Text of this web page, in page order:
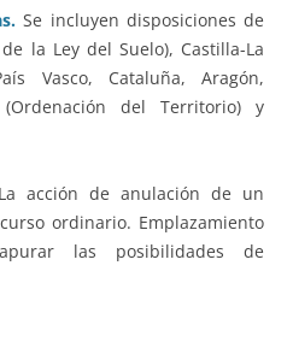
Se incluyen disposiciones de
la Ley del Suelo), Castilla-La
Vasco, Cataluña, Aragón,
del Territorio) y
acción de anulación de un
ordinario. Emplazamiento
las posibilidades de